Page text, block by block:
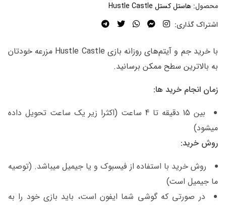
محصول: هاستل کستل Hustle Castle
اشتراک گذاری:
با خرید جم و آیتم‌های روزانه بازی Hustle Castle مزرعه خودتان
به بالاترین سطح ممکن برسانید.
زمان انجام خرید ها:
بین 15 دقیقه تا 4 ساعت (اکثرا زیر یک ساعت تحویل داده
میشود)
روش خرید:
روش خرید با استفاده از فیسبوک و یا جیمیل میباشد. (توصیه
ما جیمیل است)
در صورتی که گوشی شما ایفون است، باید بازی خود را به